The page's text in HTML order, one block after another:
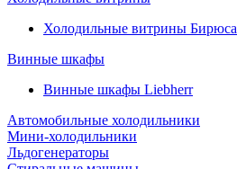
Холодильные витрины Бирюса
Винные шкафы
Винные шкафы Liebherr
Автомобильные холодильники
Мини-холодильники
Льдогенераторы